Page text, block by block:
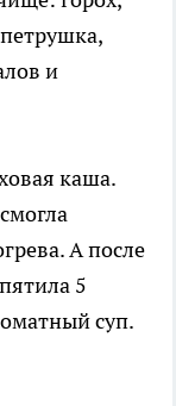
и
каша.
А после
5
суп.